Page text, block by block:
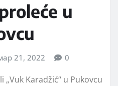
u
21, 2022 0
„Vuk Karadžić“ u Pukovcu